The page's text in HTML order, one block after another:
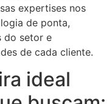
expertises nos
de ponta,
do setor e
de cada cliente.
ideal